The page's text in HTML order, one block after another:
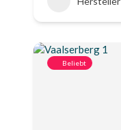
Beliebt